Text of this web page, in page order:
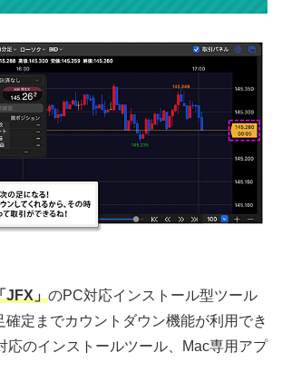
JFX」のPC対応インストール型ツール
確定までカウントダウン機能が利用でき
応のインストールツール、Mac専用アプ